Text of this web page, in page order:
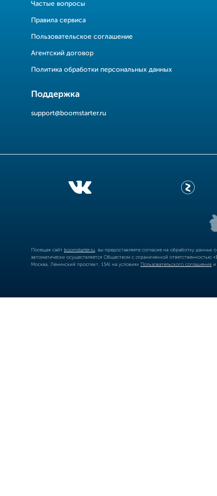
Частые вопросы
Правила сервиса
Пользовательское соглашение
Агентский договор
Политика обработки персональных данных
Поддержка
support@boomstarter.ru
Посещая сайт boomstarter.ru , вы предоставляете согласие на обработку
автоматически осуществляется Обществом с ограниченной
Москва, Ленинский проспект, 15А) на условиях Пользовательского соглашения и